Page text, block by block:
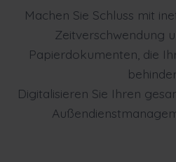
Machen Sie Schluss mit
Zeitverschwendung
Papierdokumenten, die
Digitalisieren Sie Ihren